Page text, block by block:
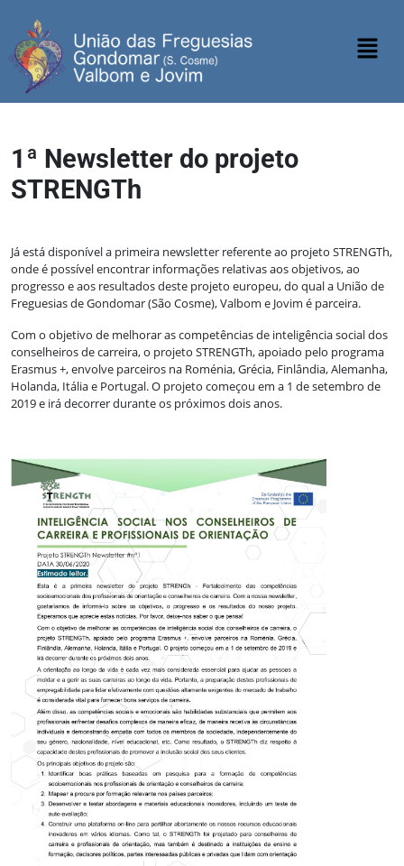
1ª Newsletter do projeto
STRENGTh
Já está disponível a primeira newsletter referente ao projeto STRENGTh,
onde é possível encontrar informações relativas aos objetivos, ao
progresso e aos resultados deste projeto europeu, do qual a União de
Freguesias de Gondomar (São Cosme), Valbom e Jovim é parceira.
Com o objetivo de melhorar as competências de inteligência social dos
conselheiros de carreira, o projeto STRENGTh, apoiado pelo programa
Erasmus +, envolve parceiros na Roménia, Grécia, Finlândia, Alemanha,
Holanda, Itália e Portugal. O projeto começou em a 1 de setembro de
2019 e irá decorrer durante os próximos dois anos.